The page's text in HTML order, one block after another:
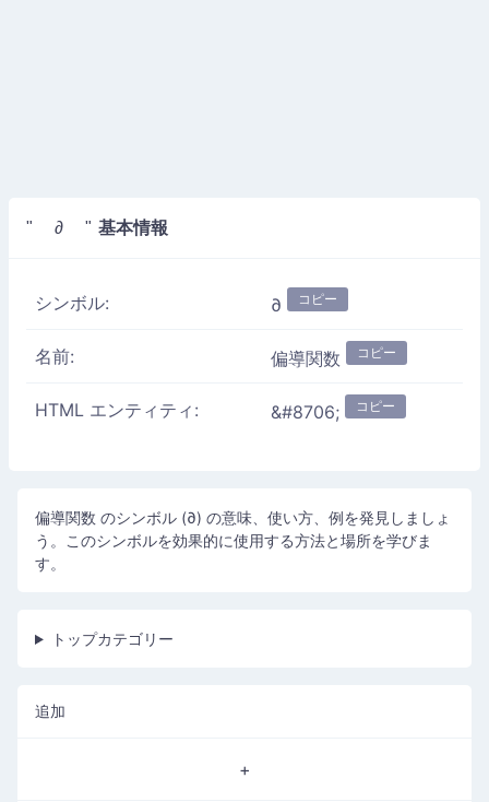
" ∂ " 基本情報
シンボル: ∂ コピー
名前: 偏導関数 コピー
HTML エンティティ: &#8706; コピー
偏導関数 のシンボル (∂) の意味、使い方、例を発見しましょ
う。このシンボルを効果的に使用する方法と場所を学びま
す。
トップカテゴリー
追加
+